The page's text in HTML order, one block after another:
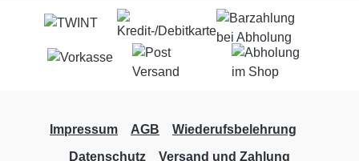
Impressum AGB
Wiederufsbelehrung
Datenschutz
Versand und Zahlung